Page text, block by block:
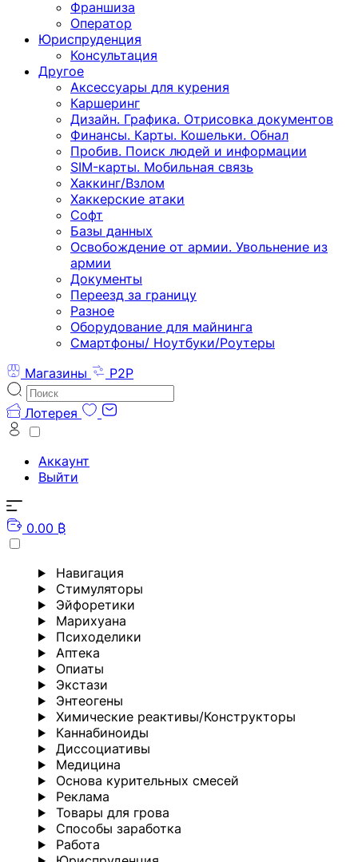
Франшиза
Оператор
Юриспруденция
Консультация
Другoе
Аксессуары для курения
Каршеринг
Дизайн. Графика. Отрисовка документов
Финансы. Карты. Кошельки. Обнал
Пробив. Поиск людей и информации
SIM-карты. Мобильная связь
Хаккинг/Взлом
Хаккерские атаки
Софт
Базы данных
Освобождение от армии. Увольнение из
армии
Документы
Переезд за границу
Разное
Оборудование для майнинга
Смартфоны/ Ноутбуки/Роутеры
Магазины
P2P
Лотерея
Аккаунт
Выйти
0.00 ₿
Навигация
Стимуляторы
Эйфоретики
Марихуана
Психоделики
Аптека
Опиаты
Экстази
Энтеогены
Химические реактивы/Конструкторы
Каннабиноиды
Диссоциативы
Медицина
Основа курительных смесей
Реклама
Товары для грова
Способы заработка
Работа